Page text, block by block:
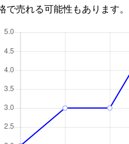
で売れる可能性もあります。